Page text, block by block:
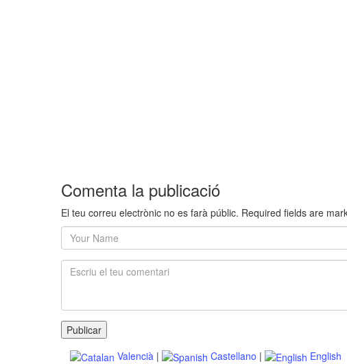
Comenta la publicació
El teu correu electrònic no es farà públic. Required fields are
Publicar
Valencià | Castellano | English